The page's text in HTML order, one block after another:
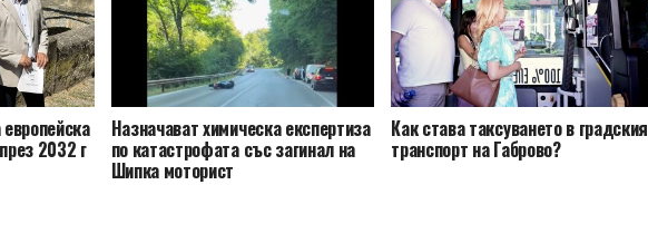
2032 г
Назначават химическа експертиза
по катастрофата със загинал на
Шипка моторист
Как става таксуването в градския
транспорт на Габрово?